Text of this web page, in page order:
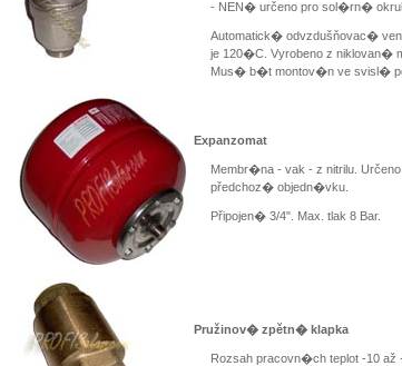
- NEN� určeno pro sol�rn�
Automatick� odvzdušňovac�
je 120�C. Vyrobeno z niklovan�
Mus� b�t montov�n ve svisl�
Expanzomat
Membr�na - vak - z nitrilu.
předchoz� objedn�vku.
Připojen� 3/4". Max. tlak 8 Bar.
Pružinov� zpětn� klapka
Rozsah pracovn�ch teplot -10 až